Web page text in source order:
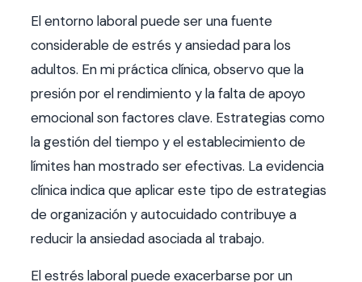
El entorno laboral puede ser una fuente
considerable de estrés y ansiedad para los
adultos. En mi práctica clínica, observo que la
presión por el rendimiento y la falta de apoyo
emocional son factores clave. Estrategias como
la gestión del tiempo y el establecimiento de
límites han mostrado ser efectivas. La evidencia
clínica indica que aplicar este tipo de estrategias
de organización y autocuidado contribuye a
reducir la ansiedad asociada al trabajo.
El estrés laboral puede exacerbarse por un